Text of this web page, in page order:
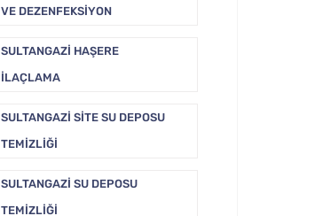
VE DEZENFEKSIYON
SULTANGAZI HAŞERE
İLAÇLAMA
SULTANGAZI SITE SU DEPOSU
TEMIZLIĞI
SULTANGAZI SU DEPOSU
TEMIZLIĞI